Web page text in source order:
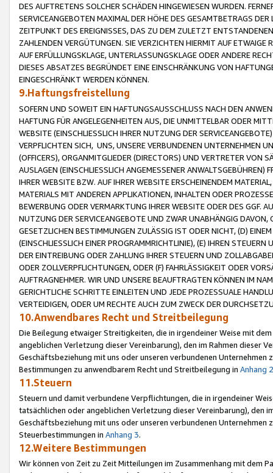
DES AUFTRETENS SOLCHER SCHÄDEN HINGEWIESEN WURDEN.
SERVICEANGEBOTEN MAXIMAL DER HÖHE DES GESAMTBETRAGS
ZEITPUNKT DES EREIGNISSES, DAS ZU DEM ZULETZT
ZAHLENDEN VERGÜTUNGEN. SIE VERZICHTEN HIERMIT AUF
AUF ERFÜLLUNGSKLAGE, UNTERLASSUNGSKLAGE ODER ANDERE
DIESES ABSATZES BEGRÜNDET EINE EINSCHRÄNKUNG VON
EINGESCHRÄNKT WERDEN KÖNNEN.
9.Haftungsfreistellung
SOFERN UND SOWEIT EIN HAFTUNGSAUSSCHLUSS NACH DEN
HAFTUNG FÜR ANGELEGENHEITEN AUS, DIE UNMITTELBAR ODER
WEBSITE (EINSCHLIESSLICH IHRER NUTZUNG DER
VERPFLICHTEN SICH, UNS, UNSERE VERBUNDENEN UNTERNEHMEN
(OFFICERS), ORGANMITGLIEDER (DIRECTORS) UND VERTRETER VON
AUSLAGEN (EINSCHLIESSLICH ANGEMESSENER
IHRER WEBSITE BZW. AUF IHRER WEBSITE ERSCHEINENDEM
MATERIALS MIT ANDEREN APPLIKATIONEN, INHALTEN ODER
BEWERBUNG ODER VERMARKTUNG IHRER WEBSITE ODER DES GGF.
NUTZUNG DER SERVICEANGEBOTE UND ZWAR UNABHÄNGIG
GESETZLICHEN BESTIMMUNGEN ZULÄSSIG IST ODER NICHT, (D)
(EINSCHLIESSLICH EINER PROGRAMMRICHTLINIE), (E) IHREN
DER EINTREIBUNG ODER ZAHLUNG IHRER STEUERN UND
ODER ZOLLVERPFLICHTUNGEN, ODER (F) FAHRLÄSSIGKEIT ODER
AUFTRAGNEHMER. WIR UND UNSERE BEAUFTRAGTEN KÖNNEN IM
GERICHTLICHE SCHRITTE EINLEITEN UND JEDE PROZESSUALE
VERTEIDIGEN, ODER UM RECHTE AUCH ZUM ZWECK DER
10.Anwendbares Recht und Streitbeilegung
Die Beilegung etwaiger Streitigkeiten, die in irgendeiner Weise mit
angeblichen Verletzung dieser Vereinbarung), den im Rahmen dieser
Geschäftsbeziehung mit uns oder unseren verbundenen
Bestimmungen zu anwendbarem Recht und Streitbeilegung in Anhang 2
11.Steuern
Steuern und damit verbundene Verpflichtungen, die in irgendeiner
tatsächlichen oder angeblichen Verletzung dieser Vereinbarung), den
Geschäftsbeziehung mit uns oder unseren verbundenen
Steuerbestimmungen in Anhang 3.
12.Weitere Bestimmungen
Wir können von Zeit zu Zeit Mitteilungen im Zusammenhang mit dem